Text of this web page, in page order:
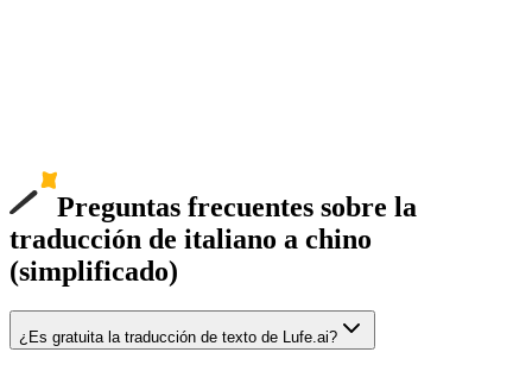
Preguntas frecuentes sobre la
traducción de italiano a chino
(simplificado)
¿Es gratuita la traducción de texto de Lufe.ai?